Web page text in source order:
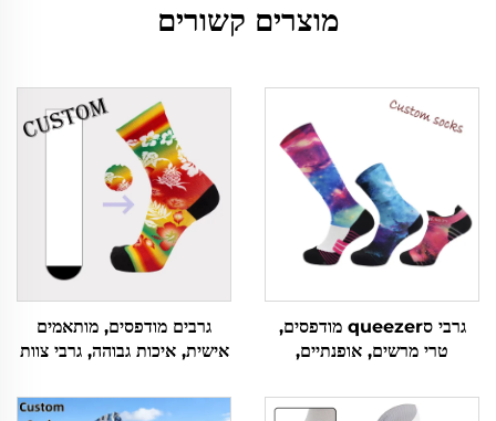
מוצרים קשורים
גרבי סqueezer מודפסים,
טרי מרשים, אופנתיים,
גרבים מודפסים, מותאמים
אישית, איכות גבוהה, גרבי צוות